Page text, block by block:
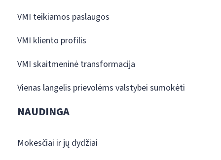
VMI teikiamos paslaugos
VMI kliento profilis
VMI skaitmeninė transformacija
Vienas langelis prievolėms valstybei sumokėti
NAUDINGA
Mokesčiai ir jų dydžiai